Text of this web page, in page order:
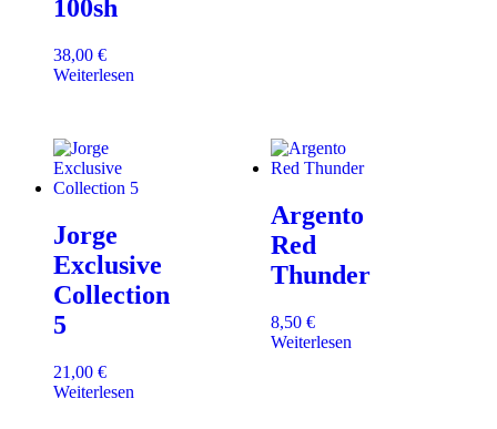
100sh
38,00 €
Weiterlesen
Jorge
Exclusive
Collection
5
21,00 €
Weiterlesen
Argento
Red
Thunder
8,50 €
Weiterlesen